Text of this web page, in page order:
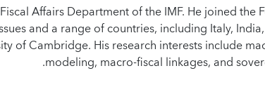
Affairs Department of the IMF. He joined the
and a range of countries, including Italy,
of Cambridge. His research interests include
modeling, macro-fiscal linkages, and